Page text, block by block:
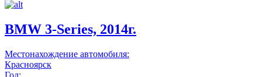
BMW 3-Series, 2014г.
Местонахождение автомобиля:
Красноярск